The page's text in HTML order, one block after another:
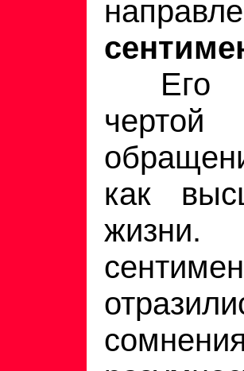
Его
как